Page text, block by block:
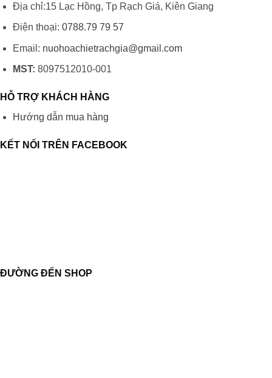
Địa chỉ:15 Lạc Hồng, Tp Rạch Giá, Kiên Giang
Điện thoại: 0788.79 79 57
Email: nuohoachietrachgia@gmail.com
MST: 8097512010-001
HỖ TRỢ KHÁCH HÀNG
Hướng dẫn mua hàng
KẾT NỐI TRÊN FACEBOOK
ĐƯỜNG ĐẾN SHOP